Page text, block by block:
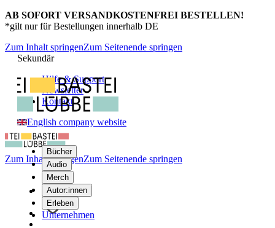
AB SOFORT VERSANDKOSTENFREI BESTELLEN!
*gilt nur für Bestellungen innerhalb DE
Zum Inhalt springenZum Seitenende springen
Sekundär
Hilfe & Support
Newsletter
Kontakt
English company website
Bücher
Audio
Merch
Autor:innen
Erleben
Unternehmen
Zum Inhalt springenZum Seitenende springen